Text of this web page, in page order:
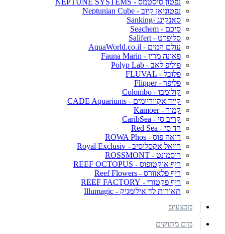
נפטוניאן קיוב - Neptunian Cube
סאנקינג -Sanking
סיכם - Seachem
סליפרט - Salifert
עולם המים - AquaWorld.co.il
פאונה מרין - Fauna Marin
פוליפ לאב - Polyp Lab
פלובל - FLUVAL
פליפר - Flipper
קולומבו - Colombo
קייד אקווריומים - CADE Aquariums
קמור - Kamoer
קריב סי - CaribSea
רד סי - Red Sea
רואה פוס - ROWA Phos
רויאל אקסלוסיב - Royal Exclusiv
רוסמונט - ROSSMONT
ריף אוקטופוס - REEF OCTOPUS
ריף פלאוורס - Reef Flowers
ריף פקטורי - REEF FACTORY
תאורות לד אילומגיק - Illumagic
מבצעים
מים מתוקים